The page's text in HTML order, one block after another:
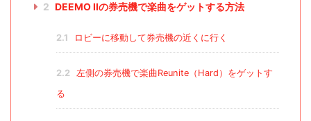
2 DEEMO IIの券売機で楽曲をゲットする方法
2.1 ロビーに移動して券売機の近くに行く
2.2
左側の券売機で楽曲Reunite（Hard）をゲットす
る